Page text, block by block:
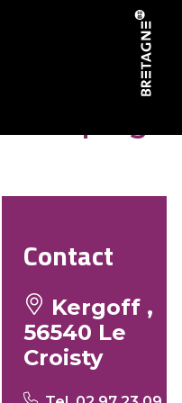
Contact
Kergoff ,
56540 Le
Croisty